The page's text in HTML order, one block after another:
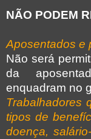
NÃO PODEM
Aposentados e
Não será
da
enquadram no
Trabalhadores
tipos de
doença,